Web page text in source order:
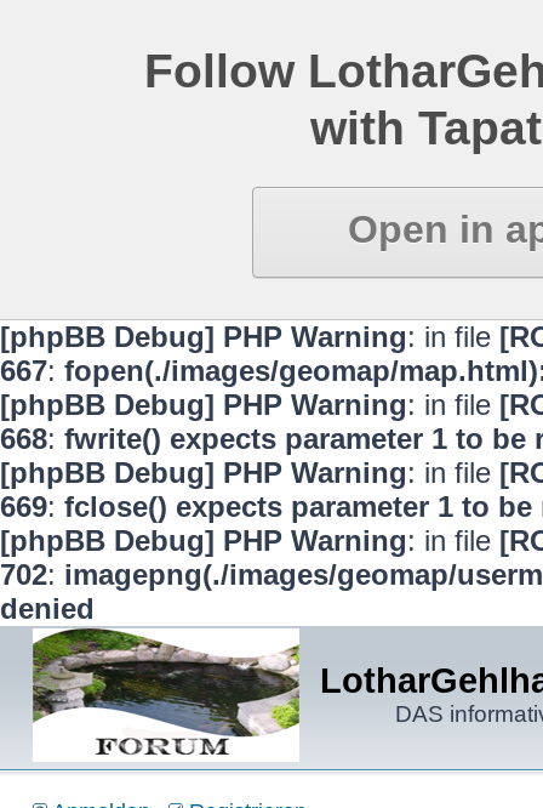
Follow
with
Open in
[phpBB Debug] PHP Warning: in file
667: fopen(./images/geomap/
[phpBB Debug] PHP Warning: in file
668: fwrite() expects parameter 1 to
[phpBB Debug] PHP Warning: in file
669: fclose() expects parameter 1 to
[phpBB Debug] PHP Warning: in file
702: imagepng(./images/geomap/
denied
DAS